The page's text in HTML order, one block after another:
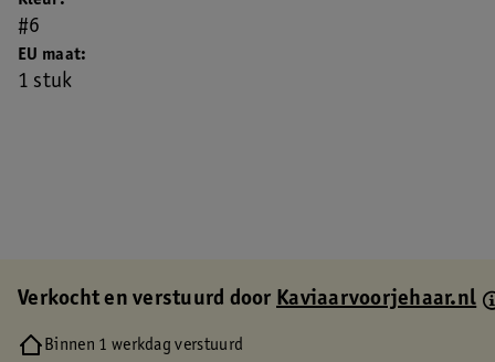
EU maat
1 stuk
#6
Verkocht en verstuurd doorKaviaarvoorjehaar.nl
Binnen 1 werkdag verstuurd